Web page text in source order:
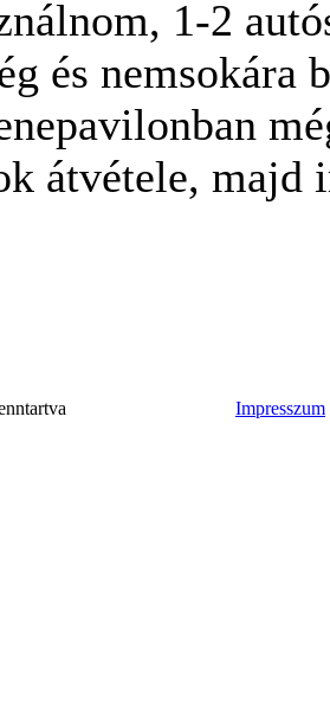
1-2
és nemsokára
átvétele, majd
Impresszum